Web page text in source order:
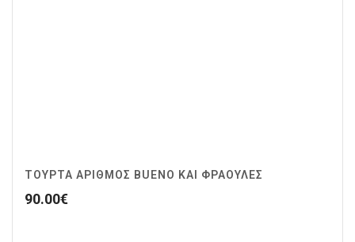
ΤΟΥΡΤΑ ΑΡΙΘΜΟΣ BUENO ΚΑΙ ΦΡΑΟΥΛΕΣ
90.00€